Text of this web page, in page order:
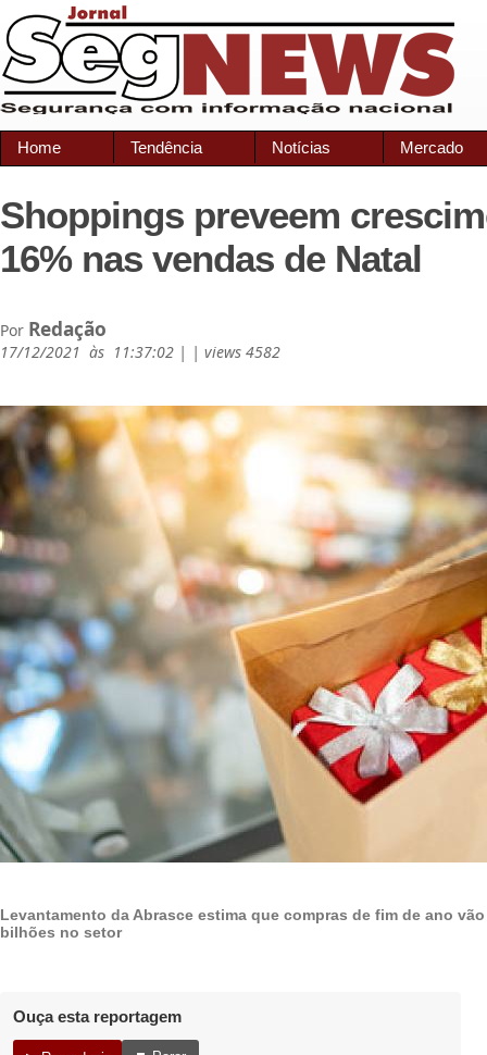
Home Tendência Notícias Mercado
Shoppings preveem
16% nas vendas de Natal
Por Redação
17/12/2021 às 11:37:02 | | views 4582
Levantamento da Abrasce estima que compras de fim de ano
bilhões no setor
Ouça esta reportagem